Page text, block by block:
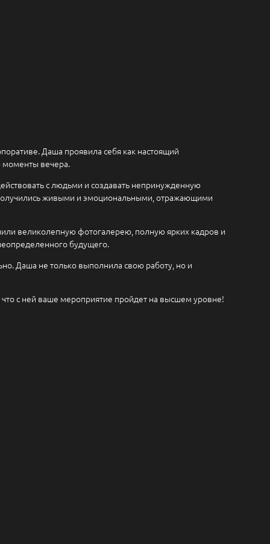
Даша проявила себя как настоящий
моменты вечера.
с людьми и создавать непринужденную
живыми и эмоциональными, отражающими
великолепную фотогалерею, полную ярких кадров и
будущего.
Даша не только выполнила свою работу, но и
с ней ваше мероприятие пройдет на высшем уровне!